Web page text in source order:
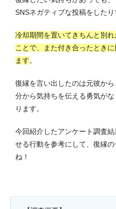
SNSネガティブな投稿をしたり
冷却期間を置いてきちんと別
ことで、また付き合ったとき
ます。
復縁を言い出したのは元彼か
分から気持ちを伝える勇気が
ります。
今回紹介したアンケート調査
せる行動を参考にして、復縁
ね！